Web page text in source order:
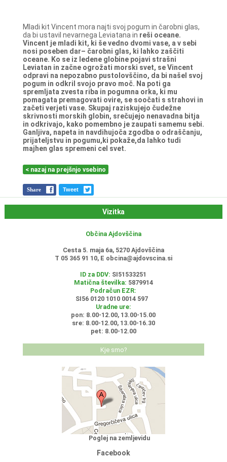
Mladi kit Vincent mora najti svoj pogum in čarobni glas,
da bi ustavil nevarnega Leviatana in reši oceane.
Vincent je mladi kit, ki še vedno dvomi vase, a v sebi
nosi poseben dar– čarobni glas, ki lahko zaščiti
oceane. Ko se iz ledene globine pojavi strašni
Leviatan in začne ogrožati morski svet, se Vincent
odpravi na nepozabno pustolovščino, da bi našel svoj
pogum in odkril svojo pravo moč. Na poti ga
spremljata zvesta riba in pogumna orka, ki mu
pomagatapremagovati ovire, se soočati s strahovi in
začeti verjeti vase. Skupaj raziskujejo čudežne
skrivnosti morskih globin, srečujejo nenavadna bitja
in odkrivajo, kako pomembno jezaupati samemu sebi.
Ganljiva, napeta in navdihujoča zgodba o odraščanju,
prijateljstvu in pogumu,ki pokaže,da lahko tudi
majhen glas spremeni cel svet.
< nazaj na prejšnjo vsebino
Share Tweet
Vizitka
Občina Ajdovščina
Cesta 5. maja 6a, 5270 Ajdovščina
T 05 365 91 10, E obcina@ajdovscina.si
ID za DDV: SI51533251
Matična številka: 5879914
Podračun EZR:
SI56 0120 1010 0014 597
Uradne ure:
pon: 8.00-12.00, 13.00-15.00
sre: 8.00-12.00, 13.00-16.30
pet: 8.00-12.00
Kje smo?
Poglej na zemljevidu
Facebook